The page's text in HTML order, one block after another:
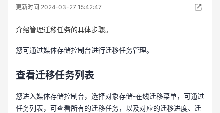
更新时间 2024-03-27 15:42:47
介绍管理迁移任务的具体步骤。
您可通过媒体存储控制台进行迁移任务管理。
查看迁移任务列表
您进入媒体存储控制台，选择对象存储-在线迁移菜单，可通过
任务列表，可查看所有的迁移任务，以及对应的迁移进度、迁